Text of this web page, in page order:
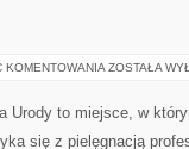
KOMENTOWANIA
ZABIEGI
ZOSTAŁA
Urody to miejsce, w
się z pielęgnacją